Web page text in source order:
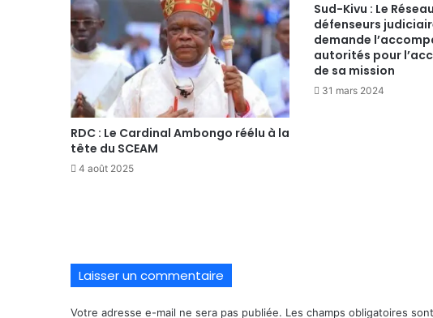
RDC : Le Cardinal Ambongo réélu à la
tête du SCEAM
4 août 2025
Sud-Kivu : Le
défenseurs
demande
autorités pour
de sa mission
31 mars 2024
Laisser un commentaire
Votre adresse e-mail ne sera pas publiée. Les champs obligatoires